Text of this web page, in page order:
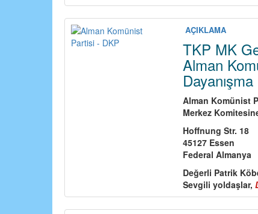
AÇIKLAMA
TKP MK
Alman
Dayanışma
Alman Komünist
Merkez
Hoffnung Str. 18
45127 Essen
Federal Almanya
Değerli Patrik
Sevgili yoldaşlar,